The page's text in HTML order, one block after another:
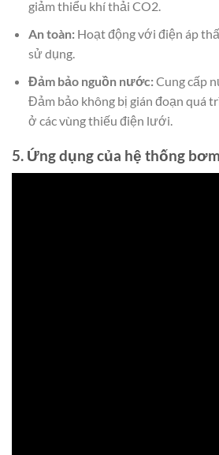
giảm thiểu khí thải CO2.
An toàn:Hoạt động với điện áp
sử dụng.
Đảm bảo nguồn nước:Cung cấp
Đảm bảo không bị gián đoạn quá
ở các vùng thiếu điện lưới.
5. Ứng dụng của hệ thống